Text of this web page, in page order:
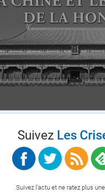
Suivez Les
Suivez l'actu et ne ratez plus